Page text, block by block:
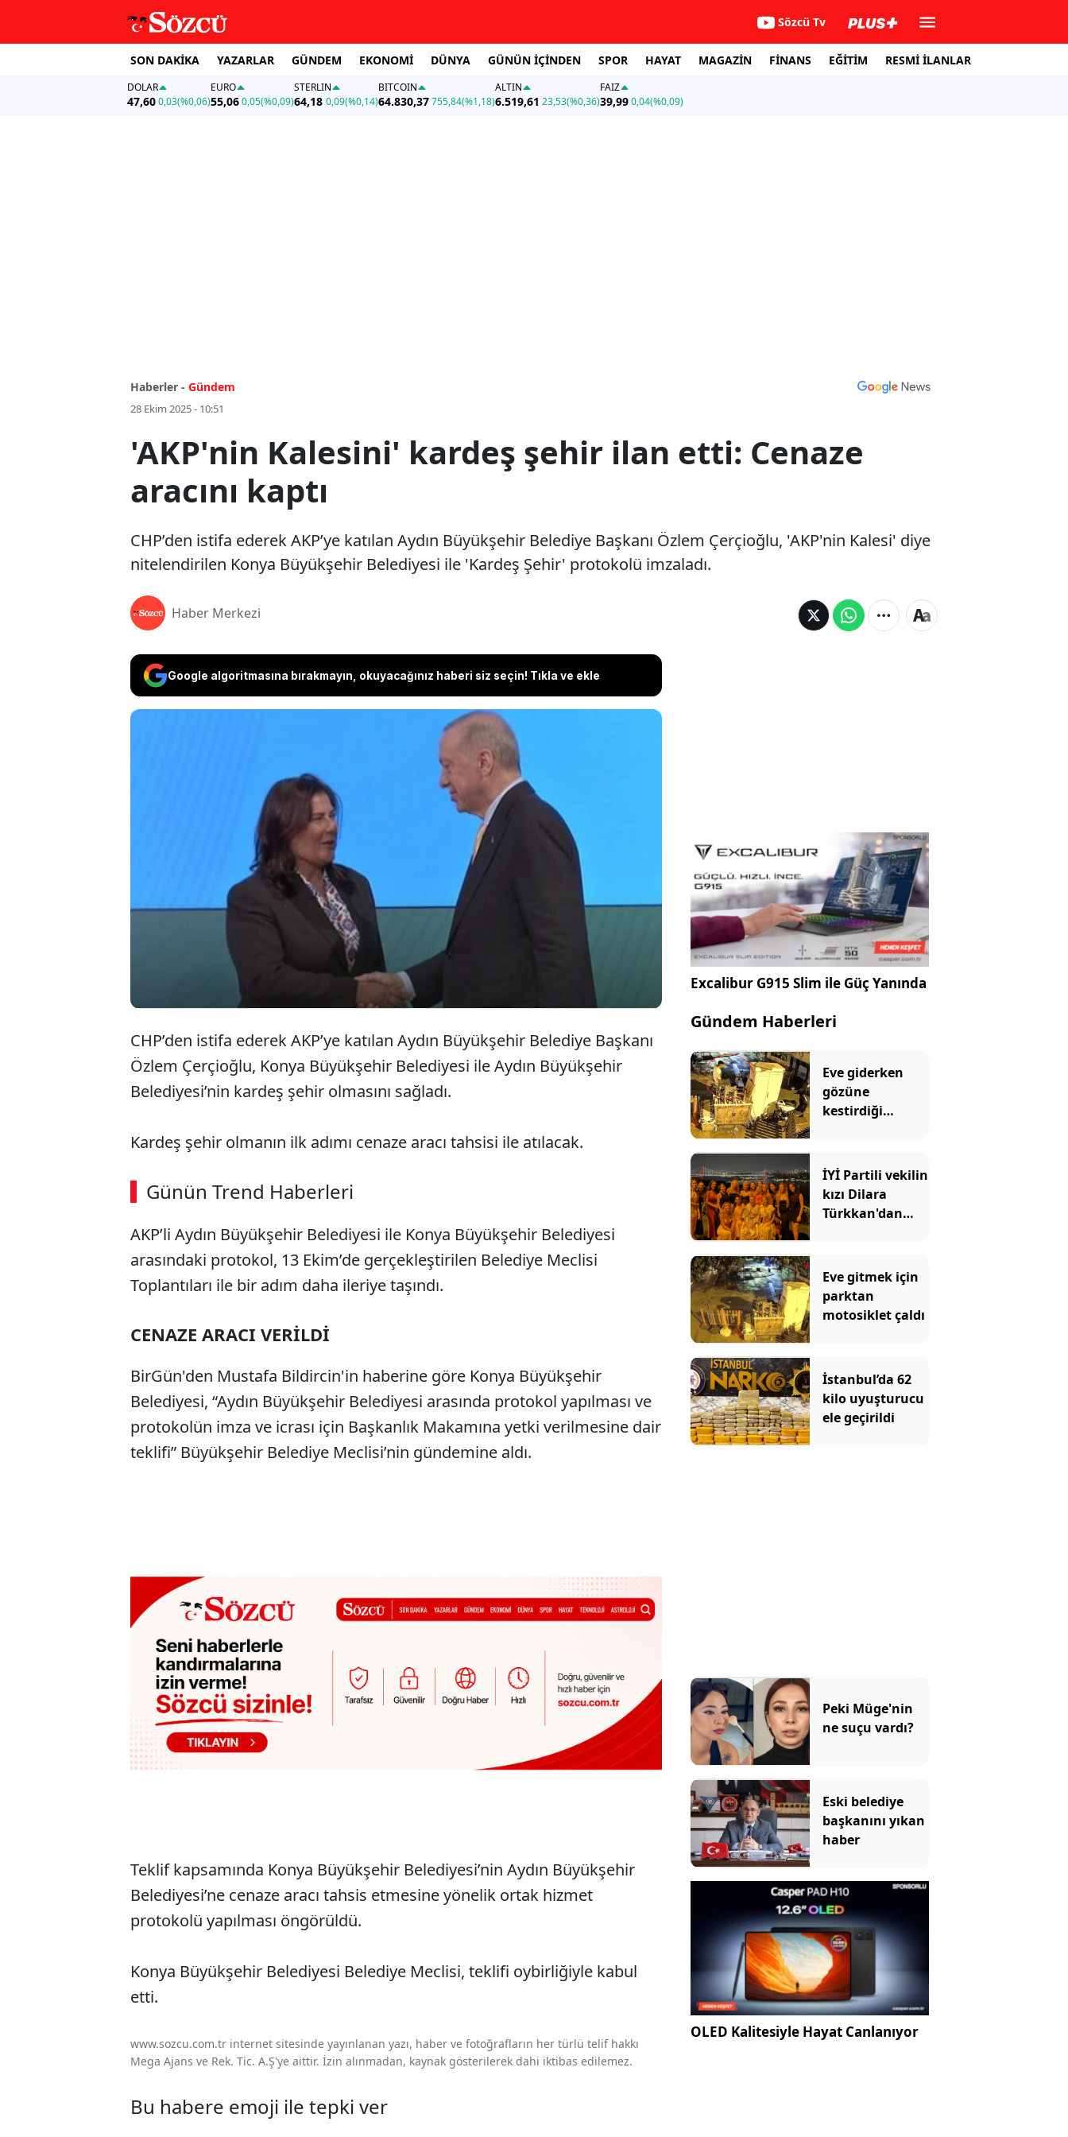
Sözcü Tv
SON DAKİKA YAZARLAR GÜNDEM EKONOMİ DÜNYA GÜNÜN İÇİNDEN SPOR HAYAT MAGAZİN FİNANS EĞİTİM RESMİ İLANLAR
DOLAR
47,600,03(%0,06)
EURO
55,06 0,05(%0,09)
STERLIN
64,18 0,09(%0,14)
BITCOIN
64.830,37755,84(%1,18)
ALTIN
6.519,61 23,53(%0,36)
FAİZ
39,990,04(%0,09)
Haberler - Gündem
28 Ekim 2025 - 10:51
'AKP'nin Kalesini' kardeş şehir ilan etti: Cenaze
aracını kaptı
CHP’den istifa ederek AKP’ye katılan Aydın Büyükşehir Belediye Başkanı Özlem Çerçioğlu, 'AKP'nin Kalesi' diye
nitelendirilen Konya Büyükşehir Belediyesi ile 'Kardeş Şehir' protokolü imzaladı.
Haber Merkezi
Google algoritmasına bırakmayın, okuyacağınız haberi siz seçin! Tıkla ve ekle
CHP’den istifa ederek AKP’ye katılan Aydın Büyükşehir
Belediye Başkanı Özlem Çerçioğlu, 'AKP'nin Kalesi' diye
nitelendirilen Konya Büyükşehir Belediyesi ile 'Kardeş Şehir'
protokolü imzaladı.
CHP’den istifa ederek AKP’ye katılan Aydın Büyükşehir Belediye Başkanı
Özlem Çerçioğlu, Konya Büyükşehir Belediyesi ile Aydın Büyükşehir
Belediyesi’nin kardeş şehir olmasını sağladı.
Kardeş şehir olmanın ilk adımı cenaze aracı tahsisi ile atılacak.
Günün Trend Haberleri
SÖZCÜ SON DAKİKA
AKP’li Aydın Büyükşehir Belediyesi ile Konya Büyükşehir Belediyesi
arasındaki protokol, 13 Ekim’de gerçekleştirilen Belediye Meclisi
Toplantıları ile bir adım daha ileriye taşındı.
CENAZE ARACI VERİLDİ
BirGün'den Mustafa Bildircin'in haberine göre Konya Büyükşehir
Belediyesi, “Aydın Büyükşehir Belediyesi arasında protokol yapılması ve
protokolün imza ve icrası için Başkanlık Makamına yetki verilmesine dair
teklifi” Büyükşehir Belediye Meclisi’nin gündemine aldı.
Teklif kapsamında Konya Büyükşehir Belediyesi’nin Aydın Büyükşehir
Belediyesi’ne cenaze aracı tahsis etmesine yönelik ortak hizmet
protokolü yapılması öngörüldü.
Konya Büyükşehir Belediyesi Belediye Meclisi, teklifi oybirliğiyle kabul
etti.
www.sozcu.com.tr internet sitesinde yayınlanan yazı, haber ve fotoğrafların her türlü telif hakkı
Mega Ajans ve Rek. Tic. A.Ş'ye aittir. İzin alınmadan, kaynak gösterilerek dahi iktibas edilemez.
Bu habere emoji ile tepki ver
Excalibur G915 Slim ile Güç Yanında
Gündem Haberleri
Eve giderken
gözüne
kestirdiği
Savunması da
pes dedirtti
İYİ Partili vekilin
kızı Dilara
Türkkan'dan
Ameliyattan 6
saat sonra piste
çıktı
Eve gitmek için
parktan
motosiklet çaldı
İstanbul’da 62
kilo uyuşturucu
ele geçirildi
Peki Müge'nin
ne suçu vardı?
Eski belediye
başkanını yıkan
haber
OLED Kalitesiyle Hayat Canlanıyor